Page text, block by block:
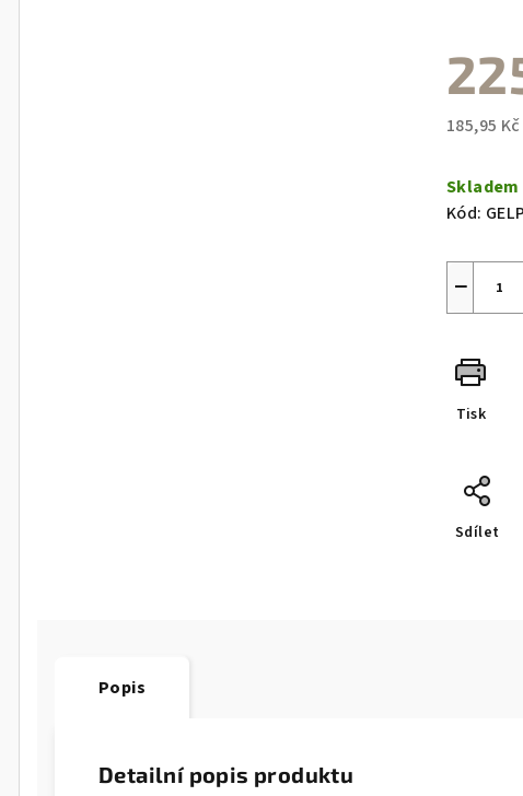
185,95
cena:
Skladem
Kód:
−
Tisk
Sdílet
Popis
Detailní popis produktu